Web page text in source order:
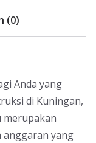
(0)
Anda yang
di Kuningan,
merupakan
yang